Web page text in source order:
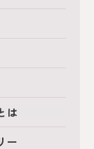
は
ー